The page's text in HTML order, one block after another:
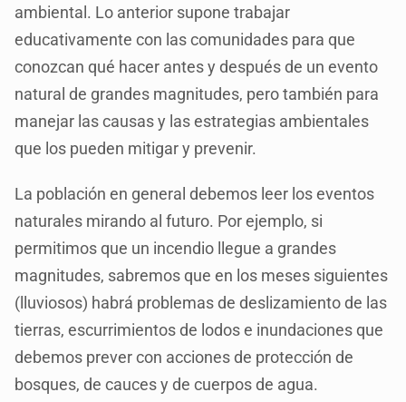
ambiental. Lo anterior supone trabajar
educativamente con las comunidades para que
conozcan qué hacer antes y después de un evento
natural de grandes magnitudes, pero también para
manejar las causas y las estrategias ambientales
que los pueden mitigar y prevenir.
La población en general debemos leer los eventos
naturales mirando al futuro. Por ejemplo, si
permitimos que un incendio llegue a grandes
magnitudes, sabremos que en los meses siguientes
(lluviosos) habrá problemas de deslizamiento de las
tierras, escurrimientos de lodos e inundaciones que
debemos prever con acciones de protección de
bosques, de cauces y de cuerpos de agua.